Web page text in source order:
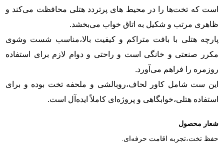
است که تخت‌ها را در محیط‌ های پرتردد هتلی محافظت می‌کند و
ظاهری مرتب و شکیل به اتاق خواب می‌بخشد.
پارچه هتلی با بافت متراکم و کیفیت بالا،مناسب شست‌ وشوی
مکرر صنعتی و خانگی است و راحتی و دوام لازم برای استفاده
روزمره را فراهم می‌آورد.
این ست شامل کاور لحاف،روبالشی و ملحفه تخت بوده و برای
استفاده هتلی،خوابگاهی و پروژه‌ای کاملاً ایده‌آل است.
شعار محصول
حفظ تخت،تجربه اقامت حرفه‌ای.